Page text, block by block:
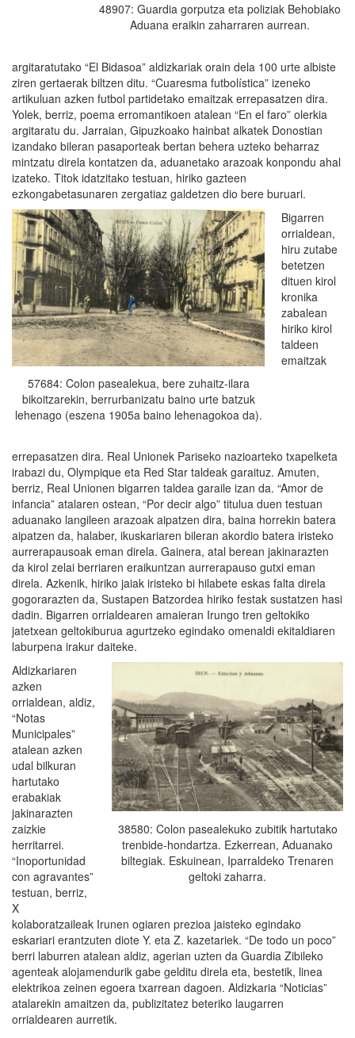
48907: Guardia gorputza eta poliziak Behobiako
Aduana eraikin zaharraren aurrean.
argitaratutako “El Bidasoa” aldizkariak orain dela 100 urte albiste
ziren gertaerak biltzen ditu. “Cuaresma futbolística” izeneko
artikuluan azken futbol partidetako emaitzak errepasatzen dira.
Yolek, berriz, poema erromantikoen atalean “En el faro” olerkia
argitaratu du. Jarraian, Gipuzkoako hainbat alkatek Donostian
izandako bileran pasaporteak bertan behera uzteko beharraz
mintzatu direla kontatzen da, aduanetako arazoak konpondu ahal
izateko. Titok idatzitako testuan, hiriko gazteen
ezkongabetasunaren zergatiaz galdetzen dio bere buruari.
57684: Colon pasealekua, bere zuhaitz-ilara
bikoitzarekin, berrurbanizatu baino urte batzuk
lehenago (eszena 1905a baino lehenagokoa da).
Bigarren
orrialdean,
hiru zutabe
betetzen
dituen kirol
kronika
zabalean
hiriko kirol
taldeen
emaitzak
errepasatzen dira. Real Unionek Pariseko nazioarteko txapelketa
irabazi du, Olympique eta Red Star taldeak garaituz. Amuten,
berriz, Real Unionen bigarren taldea garaile izan da. “Amor de
infancia” atalaren ostean, “Por decir algo” titulua duen testuan
aduanako langileen arazoak aipatzen dira, baina horrekin batera
aipatzen da, halaber, ikuskariaren bileran akordio batera iristeko
aurrerapausoak eman direla. Gainera, atal berean jakinarazten
da kirol zelai berriaren eraikuntzan aurrerapauso gutxi eman
direla. Azkenik, hiriko jaiak iristeko bi hilabete eskas falta direla
gogorarazten da, Sustapen Batzordea hiriko festak sustatzen hasi
dadin. Bigarren orrialdearen amaieran Irungo tren geltokiko
jatetxean geltokiburua agurtzeko egindako omenaldi ekitaldiaren
laburpena irakur daiteke.
38580: Colon pasealekuko zubitik hartutako
trenbide-hondartza. Ezkerrean, Aduanako
biltegiak. Eskuinean, Iparraldeko Trenaren
geltoki zaharra.
Aldizkariaren
azken
orrialdean, aldiz,
“Notas
Municipales”
atalean azken
udal bilkuran
hartutako
erabakiak
jakinarazten
zaizkie
herritarrei.
“Inoportunidad
con agravantes”
testuan, berriz,
X
kolaboratzaileak Irunen ogiaren prezioa jaisteko egindako
eskariari erantzuten diote Y. eta Z. kazetariek. “De todo un poco”
berri laburren atalean aldiz, agerian uzten da Guardia Zibileko
agenteak alojamendurik gabe gelditu direla eta, bestetik, linea
elektrikoa zeinen egoera txarrean dagoen. Aldizkaria “Noticias”
atalarekin amaitzen da, publizitatez beteriko laugarren
orrialdearen aurretik.